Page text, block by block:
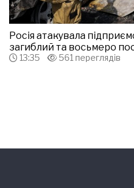
Росія атакувала
загиблий та восьмеро
13:35 561 переглядів